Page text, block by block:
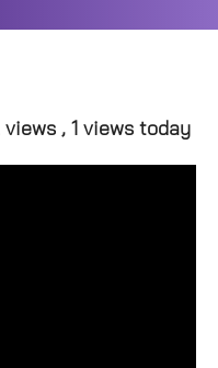
, 1 views today